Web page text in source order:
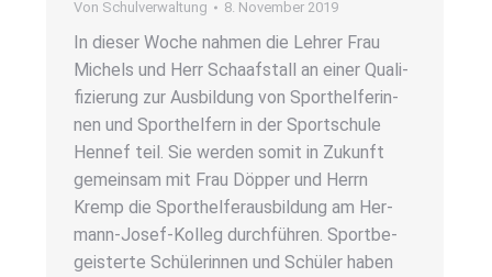
Von Schulverwaltung 8. November 2019
In die­ser Woche nah­men die Leh­rer Frau
Michels und Herr Schaaf­stall an einer Qua­li­
fi­zie­rung zur Aus­bil­dung von Sport­hel­fe­rin­
nen und Sport­hel­fern in der Sport­schu­le
Hennef teil. Sie wer­den somit in Zukunft
gemein­sam mit Frau Döp­per und Herrn
Kremp die Sport­hel­fer­aus­bil­dung am Her­­
mann-Josef-Kol­­leg durch­füh­ren. Sport­be­
geis­ter­te Schü­le­rin­nen und Schü­ler haben